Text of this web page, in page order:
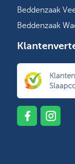
Beddenzaak
Beddenzaak